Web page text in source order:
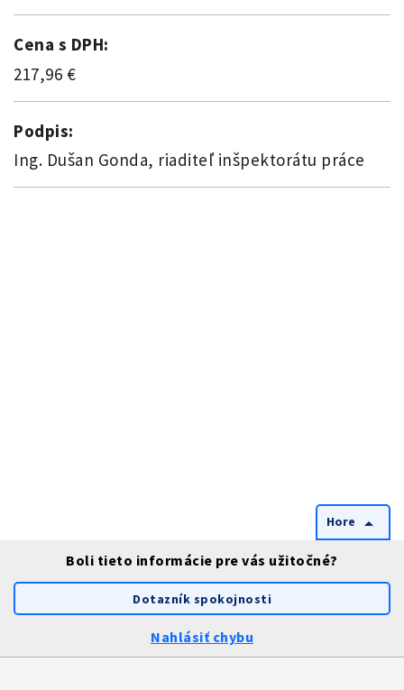
Cena s DPH:
217,96 €
Podpis:
Ing. Dušan Gonda, riaditeľ inšpektorátu práce
Hore arrow_drop_up
Boli tieto informácie pre vás užitočné?
Dotazník spokojnosti
Nahlásiť chybu